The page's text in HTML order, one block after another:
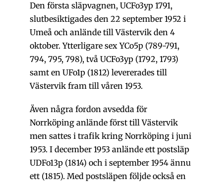
Den första släpvagnen, UCFo3yp 1791,
slutbesiktigades den 22 september 1952 i
Umeå och anlände till Västervik den 4
oktober. Ytterligare sex YCo5p (789-791,
794, 795, 798), två UCFo3yp (1792, 1793)
samt en UFo1p (1812) levererades till
Västervik fram till våren 1953.
Även några fordon avsedda för
Norrköping anlände först till Västervik
men sattes i trafik kring Norrköping i juni
1953. I december 1953 anlände ett postsläp
UDFo13p (1814) och i september 1954 ännu
ett (1815). Med postsläpen följde också en